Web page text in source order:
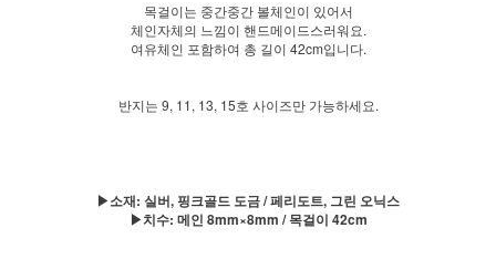
목걸이는 중간중간 볼체인이 있어서
체인자체의 느낌이 핸드메이드스러워요.
여유체인 포함하여 총 길이 42cm입니다.
반지는 9, 11, 13, 15호 사이즈만 가능하세요.
▶소재: 실버, 핑크골드 도금 / 페리도트, 그린 오닉스
▶치수: 메인 8mm×8mm / 목걸이 42cm